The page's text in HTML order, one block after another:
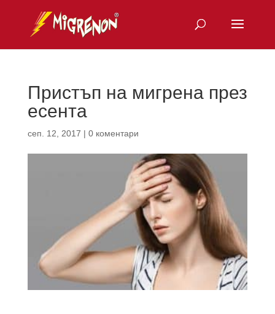
Пристъп на мигрена през
есента
сеп. 12, 2017 | 0 коментари